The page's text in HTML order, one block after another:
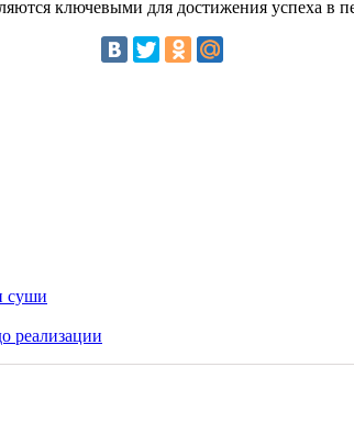
ключевыми для достижения успеха в
суши
реализации